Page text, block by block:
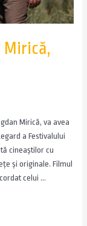
Mirică,
Mirică, va avea
a Festivalului
cineaștilor cu
și originale. Filmul
celui …